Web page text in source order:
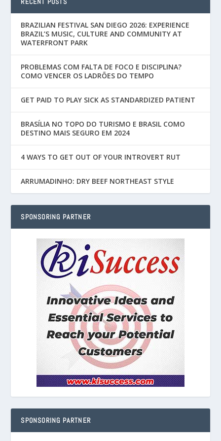
BRAZILIAN FESTIVAL SAN DIEGO 2026: EXPERIENCE
BRAZIL’S MUSIC, CULTURE AND COMMUNITY AT
WATERFRONT PARK
PROBLEMAS COM FALTA DE FOCO E DISCIPLINA?
COMO VENCER OS LADRÕES DO TEMPO
GET PAID TO PLAY SICK AS STANDARDIZED PATIENT
BRASÍLIA NO TOPO DO TURISMO E BRASIL COMO
DESTINO MAIS SEGURO EM 2024
4 WAYS TO GET OUT OF YOUR INTROVERT RUT
ARRUMADINHO: DRY BEEF NORTHEAST STYLE
SPONSORING PARTNER
SPONSORING PARTNER